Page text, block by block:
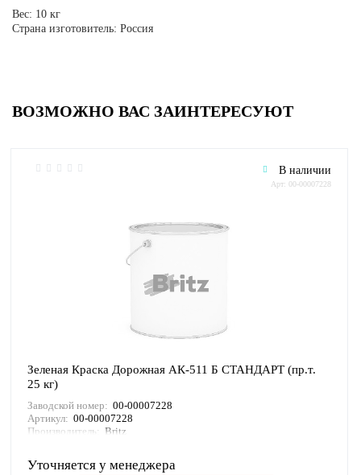
Вес: 10 кг
Страна изготовитель: Россия
ВОЗМОЖНО ВАС ЗАИНТЕРЕСУЮТ
В наличии
Арт: 00-00007228
Зеленая Краска Дорожная АК-511 Б СТАНДАРТ (пр.т.
25 кг)
Заводской номер: 00-00007228
Артикул: 00-00007228
Производитель: Britz
Уточняется у менеджера